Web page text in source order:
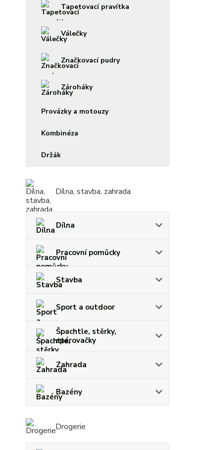
Tapetovací pravítka
Válečky
Značkovací pudry
Zároháky
Provázky a motouzy
Kombinéza
Držák
Dílna, stavba, zahrada
Dílna
Pracovní pomůcky
Stavba
Sport a outdoor
Špachtle, stěrky,
spárovačky
Zahrada
Bazény
Drogerie